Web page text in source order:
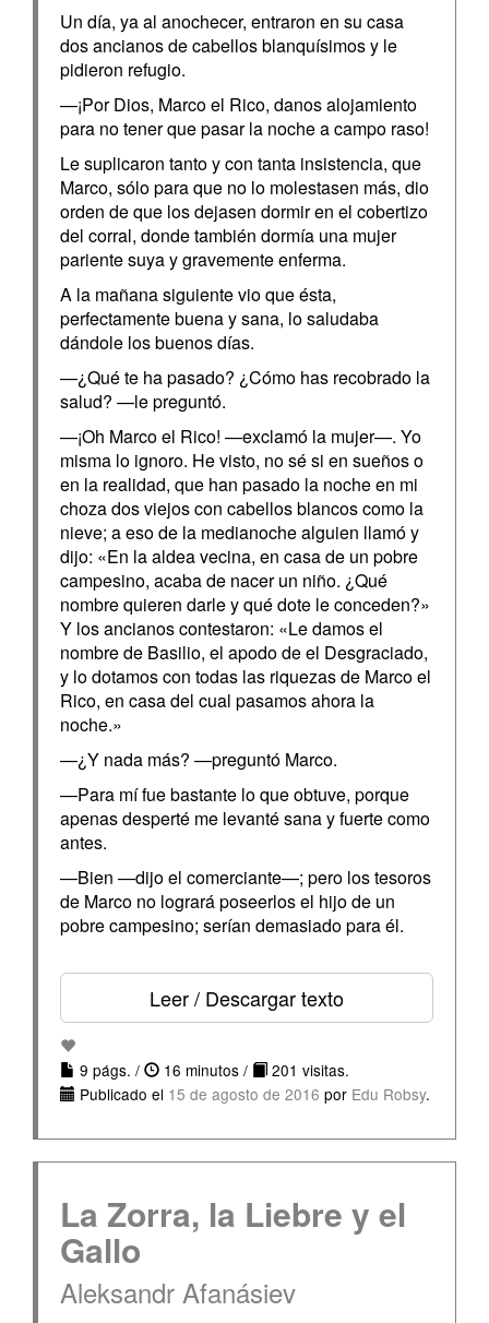
Un día, ya al anochecer, entraron en su casa
dos ancianos de cabellos blanquísimos y le
pidieron refugio.
—¡Por Dios, Marco el Rico, danos alojamiento
para no tener que pasar la noche a campo raso!
Le suplicaron tanto y con tanta insistencia, que
Marco, sólo para que no lo molestasen más, dio
orden de que los dejasen dormir en el cobertizo
del corral, donde también dormía una mujer
pariente suya y gravemente enferma.
A la mañana siguiente vio que ésta,
perfectamente buena y sana, lo saludaba
dándole los buenos días.
—¿Qué te ha pasado? ¿Cómo has recobrado la
salud? —le preguntó.
—¡Oh Marco el Rico! —exclamó la mujer—. Yo
misma lo ignoro. He visto, no sé si en sueños o
en la realidad, que han pasado la noche en mi
choza dos viejos con cabellos blancos como la
nieve; a eso de la medianoche alguien llamó y
dijo: «En la aldea vecina, en casa de un pobre
campesino, acaba de nacer un niño. ¿Qué
nombre quieren darle y qué dote le conceden?»
Y los ancianos contestaron: «Le damos el
nombre de Basilio, el apodo de el Desgraciado,
y lo dotamos con todas las riquezas de Marco el
Rico, en casa del cual pasamos ahora la
noche.»
—¿Y nada más? —preguntó Marco.
—Para mí fue bastante lo que obtuve, porque
apenas desperté me levanté sana y fuerte como
antes.
—Bien —dijo el comerciante—; pero los tesoros
de Marco no logrará poseerlos el hijo de un
pobre campesino; serían demasiado para él.
Leer / Descargar texto
9 págs. / 16 minutos /
201 visitas.
Publicado el 15 de agosto de 2016 por Edu Robsy.
La Zorra, la Liebre y el
Gallo
Aleksandr Afanásiev